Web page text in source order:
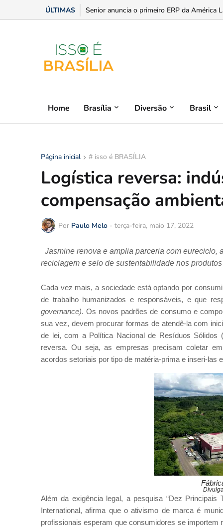
ÚLTIMAS Estilo, praticidade e paixão sobre rodas:
Home Brasília Diversão Brasil
Página inicial # isso é BRASÍLIA
Logística reversa:
compensação
Por Paulo Melo - terça-feira, maio 17, 2022
Jasmine renova e amplia parceria com
reciclagem e selo de sustentabilidade nos produtos
Cada vez mais, a sociedade está optando por
de trabalho humanizados e responsáveis, e que
governance). Os novos padrões de consumo e
sua vez, devem procurar formas de atendê-la com
de lei, com a Política Nacional de Resíduos Sólidos
reversa. Ou seja, as empresas precisam coletar
acordos setoriais por tipo de matéria-prima e inseri-las
Além da exigência legal, a pesquisa “Dez Principais
International, afirma que o ativismo de marca é
profissionais esperam que consumidores se